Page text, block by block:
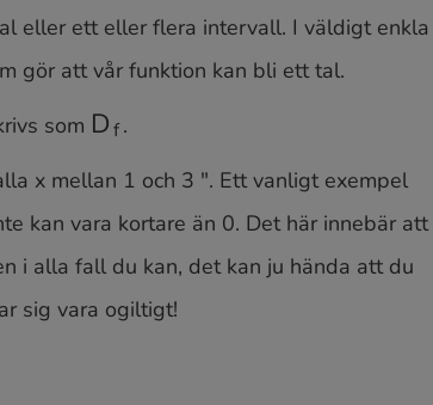
y=f(x)
eller ett eller flera intervall. I väldigt enkla
gör att vår funktion kan bli ett tal.
som
Df
.
x mellan 1 och 3 ". Ett vanligt exempel
kan vara kortare än 0. Det här innebär att
i alla fall du kan, det kan ju hända att du
sig vara ogiltigt!